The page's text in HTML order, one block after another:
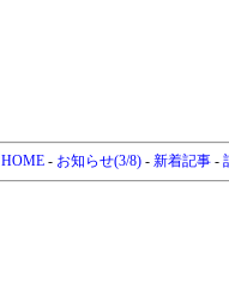
HOME- お知らせ(3/8)- 新着記事-